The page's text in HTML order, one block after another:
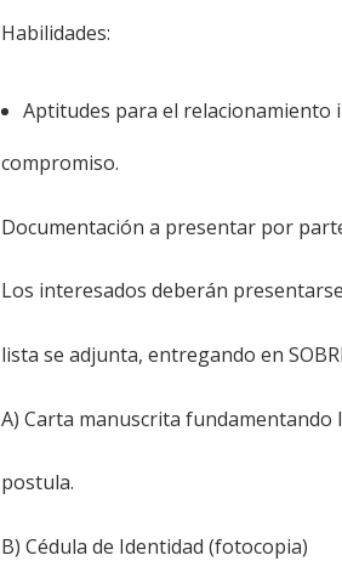
Habilidades:
Aptitudes para el relacionamiento
compromiso.
Documentación a presentar por
Los interesados deberán
lista se adjunta, entregando en
A) Carta manuscrita fundamentando
postula.
B) Cédula de Identidad (fotocopia)